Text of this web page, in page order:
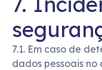
7.1. Em caso de
dados pessoais no